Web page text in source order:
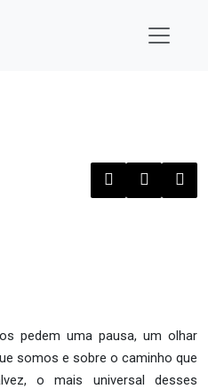
pedem uma pausa, um olhar
somos e sobre o caminho que
o mais universal desses